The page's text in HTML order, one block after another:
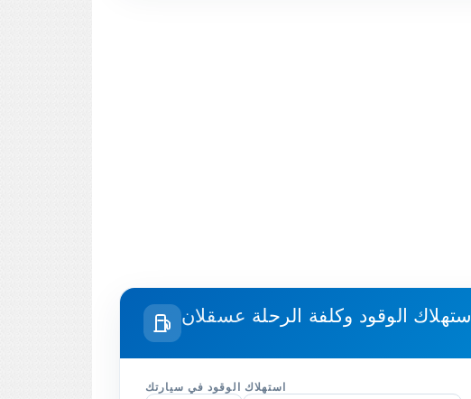
استهلاك الوقود وكلفة الرحلة
استهلاك الوقود في سيارتك